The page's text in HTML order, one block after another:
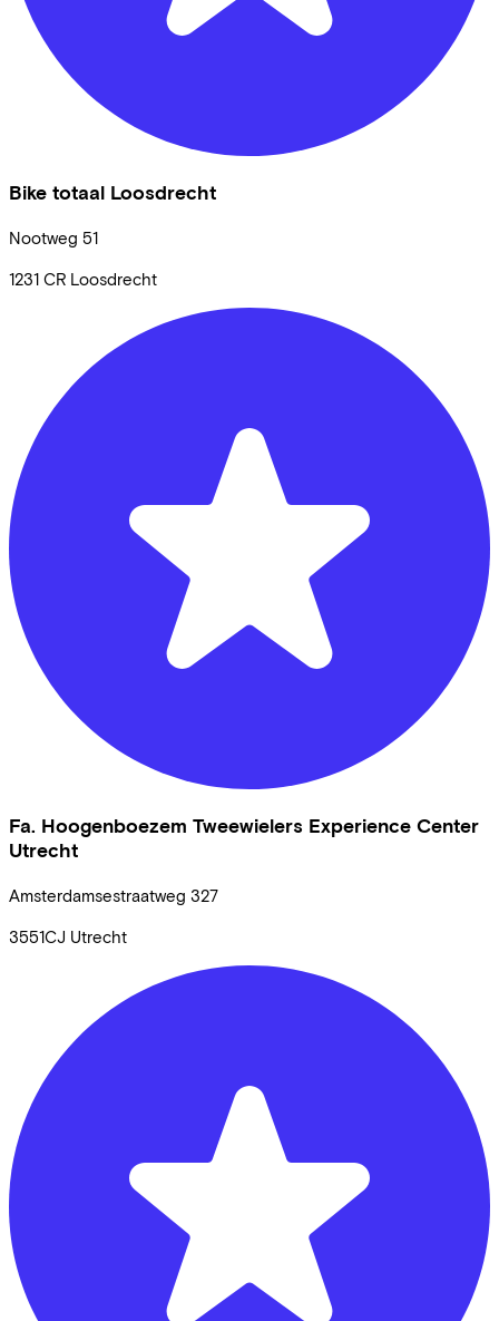
Bike totaal Loosdrecht
Nootweg 51
1231 CR Loosdrecht
Fa. Hoogenboezem Tweewielers Experience Center
Utrecht
Amsterdamsestraatweg 327
3551CJ Utrecht